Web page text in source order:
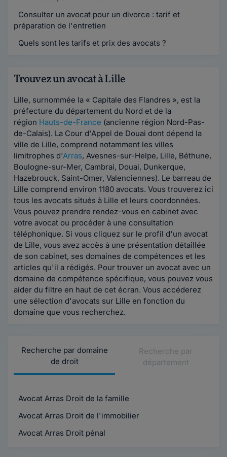
Consulter un avocat pour un divorce : tarif et
préparation de l'entretien
Quels sont les tarifs et prix des avocats ?
Trouvez un avocat à Lille
Lille, surnommée la « Capitale des Flandres », est la
préfecture du département du Nord et de la
région Hauts-de-France (ancienne région Nord-Pas-
de-Calais). La Cour d'Appel de Douai dont dépend la
ville de Lille, comprend notamment les villes
limitrophes d'Arras, Avesnes-sur-Helpe, Lille, Béthune,
Boulogne-sur-Mer, Cambrai, Douai, Dunkerque,
Hazebrouck, Saint-Omer, Valenciennes). Le barreau de
Lille comprend environ 1180 avocats. Vous trouverez ici
tous les avocats situés à Lille et leurs coordonnées.
Vous pouvez prendre rendez-vous en cabinet avec
votre avocat ou procéder à une consultation
téléphonique. Si vous cliquez sur le profil d'un avocat
de Lille, vous avez accès à une présentation détaillée
de son cabinet, ses domaines de compétences et les
articles qu'il a rédigés. Pour trouver un avocat avec un
domaine de compétence spécifique, vous pouvez vous
aider du filtre en haut de cet écran. Vous accéderez
une sélection d'avocats sur Lille en fonction du
domaine que vous recherchez.
Recherche par domaine
de droit
Recherche par
département
Avocat Arras Droit de la famille
Avocat Arras Droit de l'immobilier
Avocat Arras Droit pénal